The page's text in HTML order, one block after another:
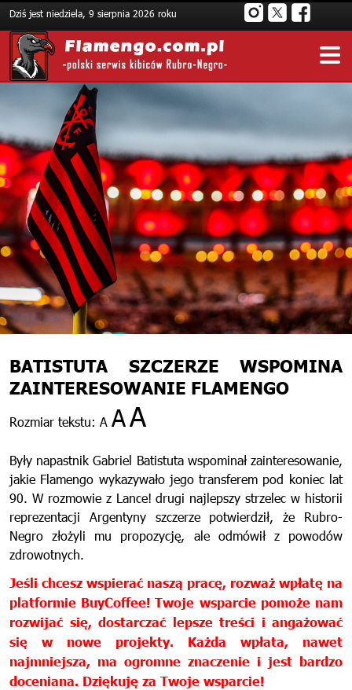
Dziś jest niedziela, 9 sierpnia 2026 roku
BATISTUTA SZCZERZE WSPOMINA
ZAINTERESOWANIE FLAMENGO
Rozmiar tekstu: A AA
Były napastnik Gabriel Batistuta wspominał zainteresowanie,
jakie Flamengo wykazywało jego transferem pod koniec lat
90. W rozmowie z Lance! drugi najlepszy strzelec w historii
reprezentacji Argentyny szczerze potwierdził, że Rubro-
Negro złożyli mu propozycję, ale odmówił z powodów
zdrowotnych.
Jeśli chcesz wspierać naszą pracę, rozważ wpłatę na
platformie BuyCoffee! Twoje wsparcie pomoże nam
rozwijać się, dostarczać lepsze treści i angażować
się w nowe projekty. Każda wpłata, nawet
najmniejsza, ma ogromne znaczenie i jest bardzo
doceniana. Dziękuję za Twoje wsparcie!